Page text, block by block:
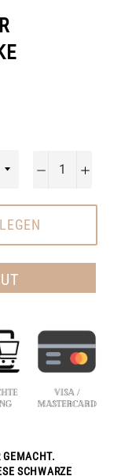
− +
GEMACHT.
SCHWARZE